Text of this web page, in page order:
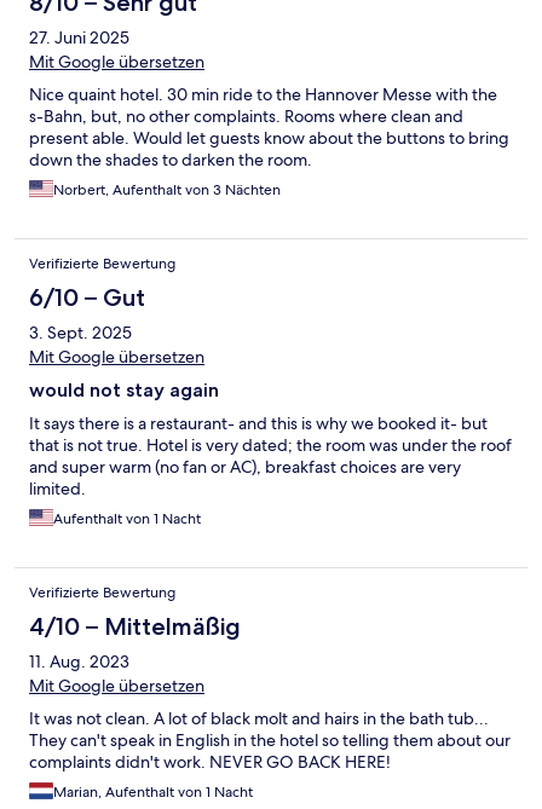
27. Juni 2025
Mit Google übersetzen
Nice quaint hotel. 30 min ride to the Hannover Messe with the
s-Bahn, but, no other complaints. Rooms where clean and
present able. Would let guests know about the buttons to bring
down the shades to darken the room.
Norbert, Aufenthalt von 3 Nächten
Verifizierte Bewertung
6/10 – Gut
3. Sept. 2025
Mit Google übersetzen
would not stay again
It says there is a restaurant- and this is why we booked it- but
that is not true. Hotel is very dated; the room was under the roof
and super warm (no fan or AC), breakfast choices are very
limited.
Aufenthalt von 1 Nacht
Verifizierte Bewertung
4/10 – Mittelmäßig
11. Aug. 2023
Mit Google übersetzen
It was not clean. A lot of black molt and hairs in the bath tub...
They can't speak in English in the hotel so telling them about our
complaints didn't work. NEVER GO BACK HERE!
Marian, Aufenthalt von 1 Nacht